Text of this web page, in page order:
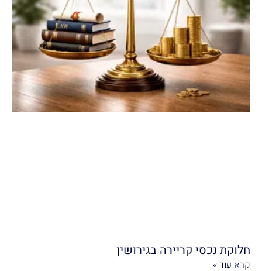
חלוקת נכסי קריירה בגירושין
קרא עוד »